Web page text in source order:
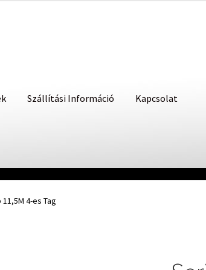
Szállítási Információ Kapcsolat
4-es Tag